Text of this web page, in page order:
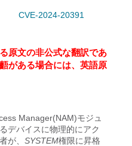
CVE-2024-20391
原文の非公式な翻訳であ
がある場合には、英語原
Manager(NAM)モジュ
デバイスに物理的にアク
が、 SYSTEM権限に昇格